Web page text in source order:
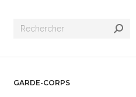
Recherche
GARDE-CORPS